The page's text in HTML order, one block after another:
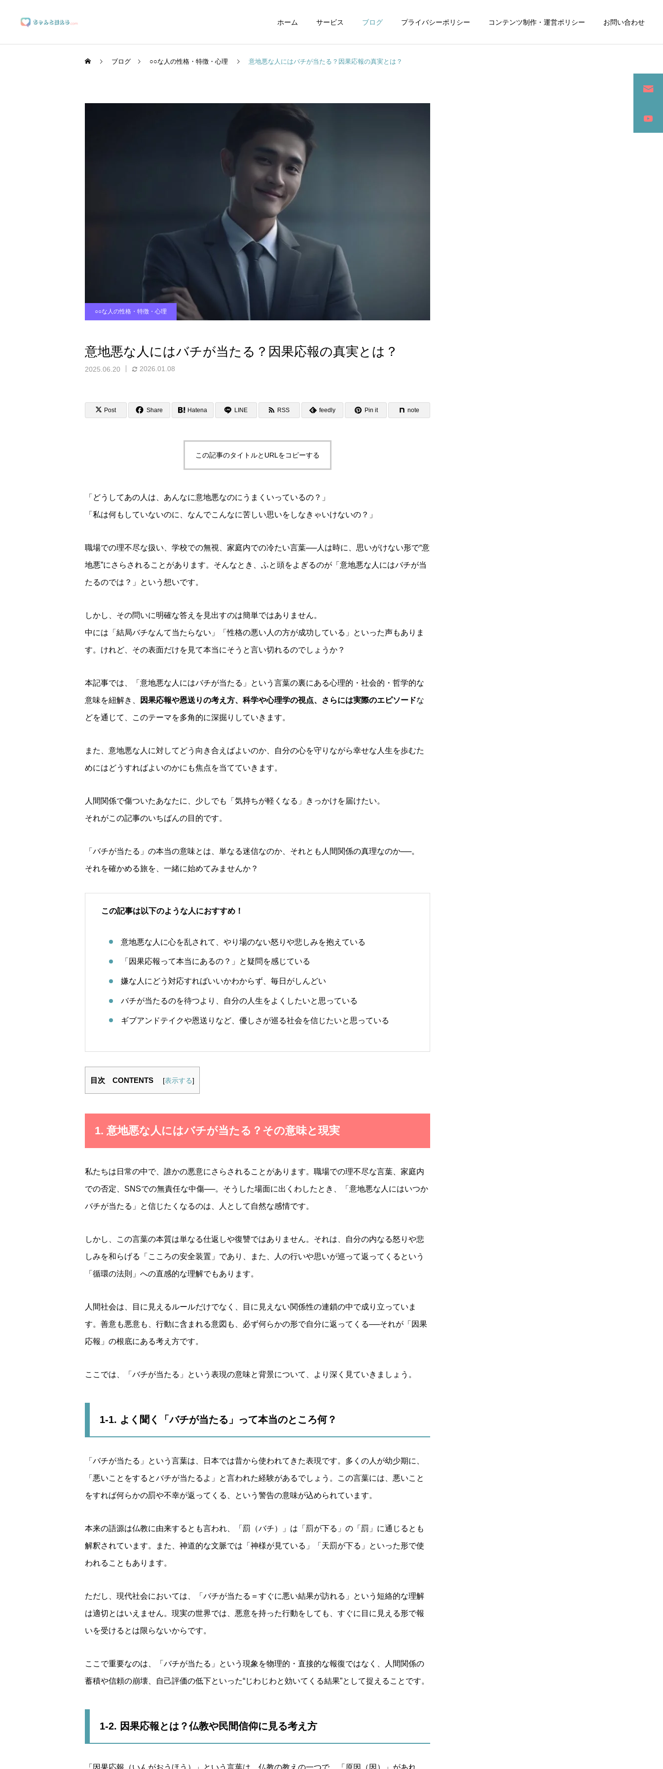
ホーム サービス ブログ プライバシーポリシー コンテンツ制作・運営ポリシー お問い合わせ
WEBデザイン
動画制作編集
ブログ ○○な人の性格・特徴・心理 意地悪な人にはバチが当たる？因果応報の真実とは？
○○な人の性格・特徴・心理
意地悪な人にはバチが当たる？因果応報の真実とは？
2025.06.20 2026.01.08
Post Share Hatena LINE RSS feedly Pin it note
この記事のタイトルとURLをコピーする
「どうしてあの人は、あんなに意地悪なのにうまくいっているの？」
「私は何もしていないのに、なんでこんなに苦しい思いをしなきゃいけないの？」
職場での理不尽な扱い、学校での無視、家庭内での冷たい言葉──人は時に、思いがけない形で“意
地悪”にさらされることがあります。そんなとき、ふと頭をよぎるのが「意地悪な人にはバチが当
たるのでは？」という想いです。
しかし、その問いに明確な答えを見出すのは簡単ではありません。
中には「結局バチなんて当たらない」「性格の悪い人の方が成功している」といった声もありま
す。けれど、その表面だけを見て本当にそうと言い切れるのでしょうか？
本記事では、「意地悪な人にはバチが当たる」という言葉の裏にある心理的・社会的・哲学的な
意味を紐解き、 因果応報や恩送りの考え方、科学や心理学の視点、さらには実際のエピソードな
どを通じて、このテーマを多角的に深掘りしていきます。
また、意地悪な人に対してどう向き合えばよいのか、自分の心を守りながら幸せな人生を歩むた
めにはどうすればよいのかにも焦点を当てていきます。
人間関係で傷ついたあなたに、少しでも「気持ちが軽くなる」きっかけを届けたい。
それがこの記事のいちばんの目的です。
「バチが当たる」の本当の意味とは、単なる迷信なのか、それとも人間関係の真理なのか──。
それを確かめる旅を、一緒に始めてみませんか？
この記事は以下のような人におすすめ！
意地悪な人に心を乱されて、やり場のない怒りや悲しみを抱えている
「因果応報って本当にあるの？」と疑問を感じている
嫌な人にどう対応すればいいかわからず、毎日がしんどい
バチが当たるのを待つより、自分の人生をよくしたいと思っている
ギブアンドテイクや恩送りなど、優しさが巡る社会を信じたいと思っている
目次 CONTENTS [表示する]
1. 意地悪な人にはバチが当たる？その意味と現実
私たちは日常の中で、誰かの悪意にさらされることがあります。職場での理不尽な言葉、家庭内
での否定、SNSでの無責任な中傷──。そうした場面に出くわしたとき、「意地悪な人にはいつか
バチが当たる」と信じたくなるのは、人として自然な感情です。
しかし、この言葉の本質は単なる仕返しや復讐ではありません。それは、自分の内なる怒りや悲
しみを和らげる「こころの安全装置」であり、また、人の行いや思いが巡って返ってくるという
「循環の法則」への直感的な理解でもあります。
人間社会は、目に見えるルールだけでなく、目に見えない関係性の連鎖の中で成り立っていま
す。善意も悪意も、行動に含まれる意図も、必ず何らかの形で自分に返ってくる──それが「因果
応報」の根底にある考え方です。
ここでは、「バチが当たる」という表現の意味と背景について、より深く見ていきましょう。
1-1. よく聞く「バチが当たる」って本当のところ何？
「バチが当たる」という言葉は、日本では昔から使われてきた表現です。多くの人が幼少期に、
「悪いことをするとバチが当たるよ」と言われた経験があるでしょう。この言葉には、悪いこと
をすれば何らかの罰や不幸が返ってくる、という警告の意味が込められています。
本来の語源は仏教に由来するとも言われ、「罰（バチ）」は「罰が下る」の「罰」に通じるとも
解釈されています。また、神道的な文脈では「神様が見ている」「天罰が下る」といった形で使
われることもあります。
ただし、現代社会においては、「バチが当たる＝すぐに悪い結果が訪れる」という短絡的な理解
は適切とはいえません。現実の世界では、悪意を持った行動をしても、すぐに目に見える形で報
いを受けるとは限らないからです。
ここで重要なのは、「バチが当たる」という現象を物理的・直接的な報復ではなく、人間関係の
蓄積や信頼の崩壊、自己評価の低下といった“じわじわと効いてくる結果”として捉えることです。
1-2. 因果応報とは？仏教や民間信仰に見る考え方